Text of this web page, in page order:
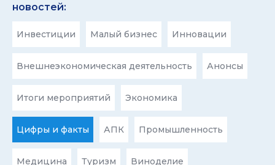
новостей:
Инвестиции Малый бизнес Инновации
Внешнеэкономическая деятельность Анонсы
Итоги мероприятий Экономика
Цифры и факты АПК Промышленность
Медицина Туризм Виноделие